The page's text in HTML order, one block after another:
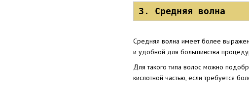
3. Средняя волна
Средняя волна имеет более
и удобной для большинства
Для такого типа волос можно
кислотной частью, если требуется